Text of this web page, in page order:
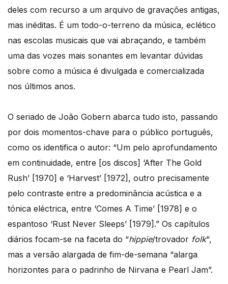
deles com recurso a um arquivo de gravações antigas,
mas inéditas. É um todo-o-terreno da música, eclético
nas escolas musicais que vai abraçando, e também
uma das vozes mais sonantes em levantar dúvidas
sobre como a música é divulgada e comercializada
nos últimos anos.
O seriado de João Gobern abarca tudo isto, passando
por dois momentos-chave para o público português,
como os identifica o autor: “Um pelo aprofundamento
em continuidade, entre [os discos] ‘After The Gold
Rush’ [1970] e ‘Harvest’ [1972], outro precisamente
pelo contraste entre a predominância acústica e a
tónica eléctrica, entre ‘Comes A Time’ [1978] e o
espantoso ‘Rust Never Sleeps’ [1979].” Os capítulos
diários focam-se na faceta do “hippie/trovador folk“,
mas a versão alargada de fim-de-semana “alarga
horizontes para o padrinho de Nirvana e Pearl Jam”.